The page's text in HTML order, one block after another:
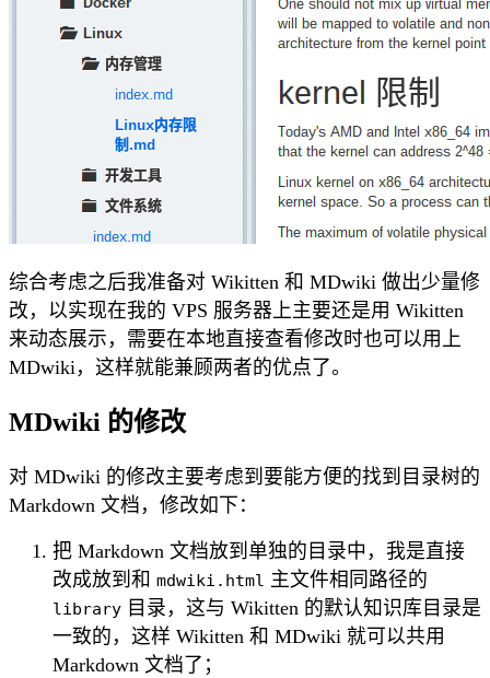
综合考虑之后我准备对 Wikitten 和 MDwiki 做出少量修
改，以实现在我的 VPS 服务器上主要还是用 Wikitten
来动态展示，需要在本地直接查看修改时也可以用上
MDwiki，这样就能兼顾两者的优点了。
MDwiki 的修改
对 MDwiki 的修改主要考虑到要能方便的找到目录树的
Markdown 文档，修改如下：
把 Markdown 文档放到单独的目录中，我是直接
改成放到和 mdwiki.html 主文件相同路径的
library 目录，这与 Wikitten 的默认知识库目录是
一致的，这样 Wikitten 和 MDwiki 就可以共用
Markdown 文档了；